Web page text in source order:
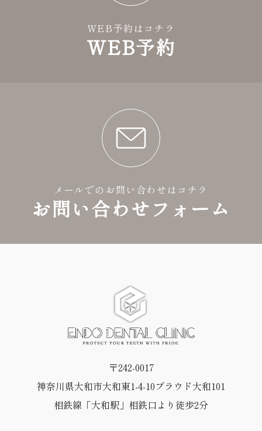
WEB予約はコチラ
WEB予約
メールでのお問い合わせはコチラ
お問い合わせフォーム
〒242-0017
神奈川県大和市大和東1-4-10プラウド大和101
相鉄線「大和駅」相鉄口より徒歩2分